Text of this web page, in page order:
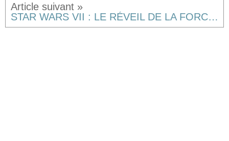
STAR WARS VII : LE RÉVEIL DE LA FORCE de JJ Abrams, UN NOUVEAU NOUVEL ESPOIR [critique]